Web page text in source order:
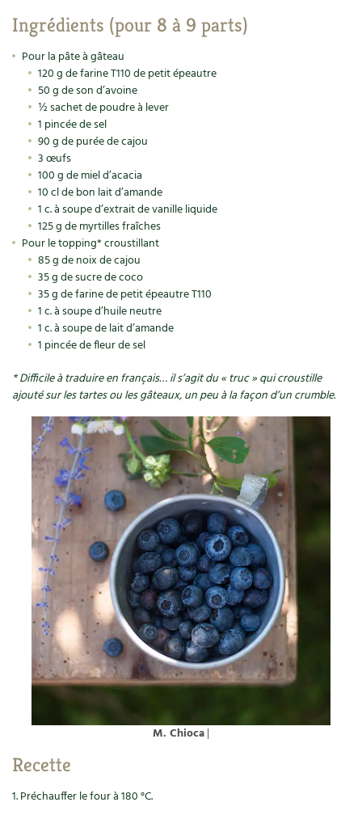
Cuisine saine
Manger bio
Cures, régimes
Dessert, Boulangerie
Techniques, conservation, organisation
Agenda, calendrier
NOUVEAUTÉS
Feuilleter le catalogue
Le magazineLes 4 saisons
Stages
Cartes cadeau
Séjourner en Trièves
Nous contacter
Biodiversité
Ravageurs et maladies au jardin
Petit élevage
Cuisine saine
Alimentation et nutrition
Recettes de printemps
Recettes par type de plat
Recettes sans gluten
Recettes végétariennes et vegan
Habitat écologique
Conception et gros oeuvre
Matériaux écologiques
Énergie
Gestion de l’eau
Entretien de la maison
Décoration et petit bricolage
Santé et bien-être
Les plantes et leurs vertus
Soins et cosmétiques au naturel
Société et alternatives
Jardin bio
Habitat écologique
Cuisine saine
Soins naturels
Société et alternatives
Les 4 saisons& vous
Questions à la rédaction
Entre abonné·es
Trucs & astuces
Expés
Trocs & petites annonces
Appels à témoignage
Bonnes adresses
Liste des pépiniéristes
Mieux consommer
Ingrédients (pour 8 à 9 parts)
Pour la pâte à gâteau
120 g de farine T110 de petit épeautre
50 g de son d’avoine
½ sachet de poudre à lever
1 pincée de sel
90 g de purée de cajou
3 œufs
100 g de miel d’acacia
10 cl de bon lait d’amande
1 c. à soupe d’extrait de vanille liquide
125 g de myrtilles fraîches
Pour le topping* croustillant
85 g de noix de cajou
35 g de sucre de coco
35 g de farine de petit épeautre T110
1 c. à soupe d’huile neutre
1 c. à soupe de lait d’amande
1 pincée de fleur de sel
* Difficile à traduire en français… il s’agit du « truc » qui croustille
ajouté sur les tartes ou les gâteaux, un peu à la façon d’un crumble.
M. Chioca|
Recette
1. Préchauffer le four à 180 °C.